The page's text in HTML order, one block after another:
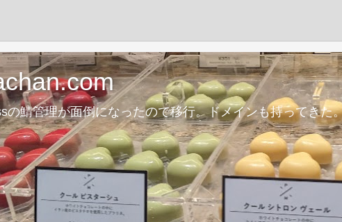
の鯖管理が面倒になったので移行。ドメインも持ってきた